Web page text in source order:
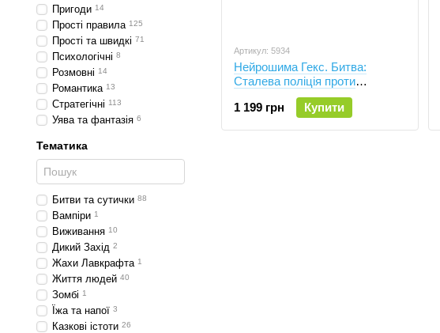
Артикул: 5934
Нейрошима Гекс. Битва:
Сталева поліція проти
Чудовиськ (Neuroshima Hex:
Battle)
1 199 грн Купити
Пригоди 14
Прості правила 125
Прості та швидкі 71
Психологічні 8
Розмовні 14
Романтика 13
Стратегічні 113
Уява та фантазія 6
Тематика
Битви та сутички 88
Вампіри 1
Виживання 10
Дикий Захід 2
Жахи Лавкрафта 1
Життя людей 40
Зомбі 1
Їжа та напої 3
Казкові істоти 26